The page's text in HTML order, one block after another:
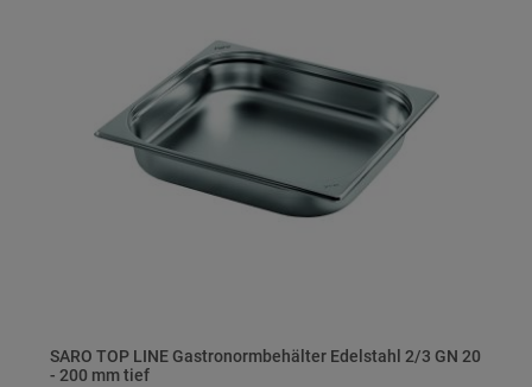
SARO TOP LINE Gastronormbehälter Edelstahl 2/3 GN 20
- 200 mm tief